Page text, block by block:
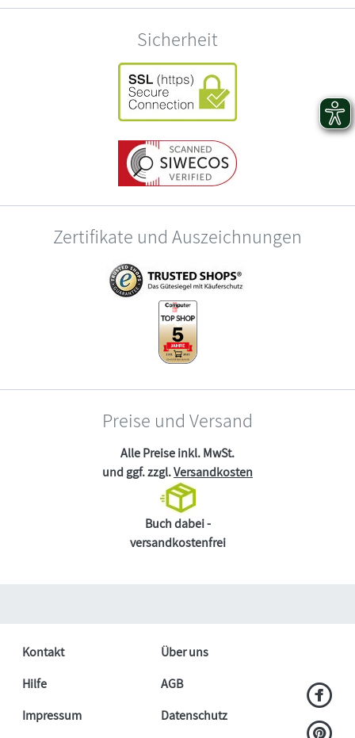
Sicherheit
Zertifikate und Auszeichnungen
Preise und Versand
Alle Preise inkl. MwSt.
und ggf. zzgl.Versandkosten
Buch dabei -
versandkostenfrei
Kontakt
Über uns
Hilfe
AGB
Impressum
Datenschutz